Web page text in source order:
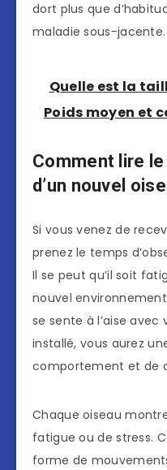
dort plus que
maladie sous-jacente.
Quelle est la
Poids moyen et
Comment lire
d’un nouvel
Si vous venez de
prenez le temps
Il se peut qu’il soit
nouvel
se sente à l’aise avec
installé, vous aurez
comportement et de
Chaque oiseau
fatigue ou de stress.
forme de